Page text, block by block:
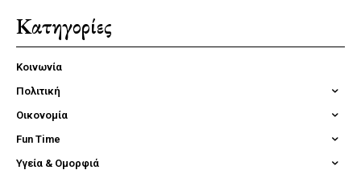
Κατηγορίες
Κοινωνία
Πολιτική
Οικονομία
Fun Time
Υγεία & Ομορφιά